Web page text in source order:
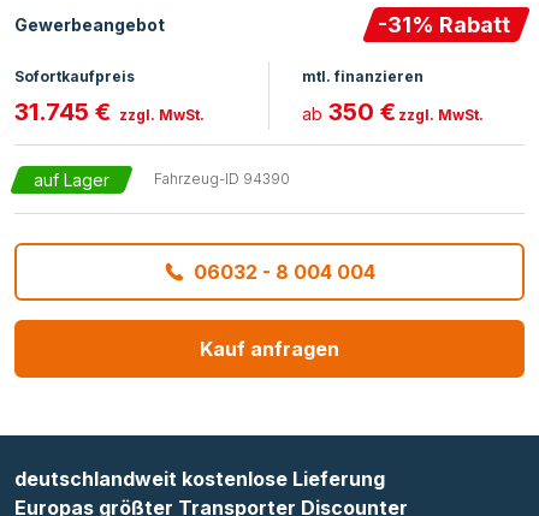
Gewerbeangebot -31% Rabatt
Sofortkaufpreis
31.745 € zzgl. MwSt.
mtl. finanzieren
ab 350 € zzgl. MwSt.
auf Lager Fahrzeug-ID 94390
06032 - 8 004 004
Kauf anfragen
deutschlandweit kostenlose Lieferung
Europas größter Transporter Discounter